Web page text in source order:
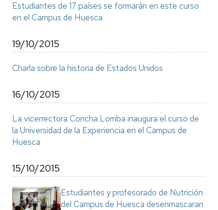
Estudiantes de 17 países se formarán en este curso
en el Campus de Huesca
19/10/2015
Charla sobre la historia de Estados Unidos
16/10/2015
La vicerrectora Concha Lomba inaugura el curso de
la Universidad de la Experiencia en el Campus de
Huesca
15/10/2015
Estudiantes y profesorado de Nutrición
del Campus de Huesca desenmascaran